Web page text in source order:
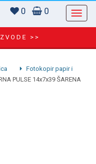
0 0
>>
Fotokopir papir i
PULSE 14x7x39 ŠARENA